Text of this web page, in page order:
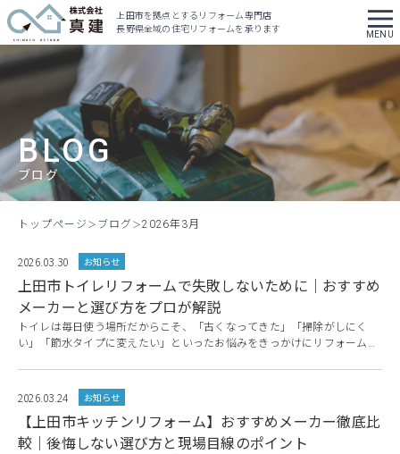
上田市を拠点とするリフォーム専門店
長野県全域の住宅リフォームを承ります
BLOG
ブログ
トップページ ブログ 2026年3月
2026.03.30 お知らせ
上田市トイレリフォームで失敗しないために｜おすすめ
メーカーと選び方をプロが解説
トイレは毎日使う場所だからこそ、「古くなってきた」「掃除がしにく
い」「節水タイプに変えたい」といったお悩みをきっかけにリフォームを
「失敗しない選び方ってあるの？」といった疑問や不安を感じる方も多い
のではないでしょうか。 私たち株式会社 真建は、上田市を拠点に長野県
全域
2026.03.24 お知らせ
【上田市キッチンリフォーム】おすすめメーカー徹底比
較｜後悔しない選び方と現場目線のポイント